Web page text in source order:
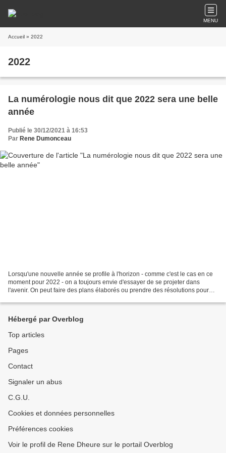
MENU
Accueil » 2022
2022
La numérologie nous dit que 2022 sera une belle
année
Publié le 30/12/2021 à 16:53
Par Rene Dumonceau
Lorsqu'une nouvelle année se profile à l'horizon - comme c'est le cas en ce
moment pour 2022 - on a toujours envie d'essayer de se projeter dans
l'avenir. On peut faire des plans élaborés ou prendre des résolutions pour
Hébergé par Overblog
Top articles
Pages
Contact
Signaler un abus
C.G.U.
Cookies et données personnelles
Préférences cookies
Voir le profil de Rene Dheure sur le portail Overblog